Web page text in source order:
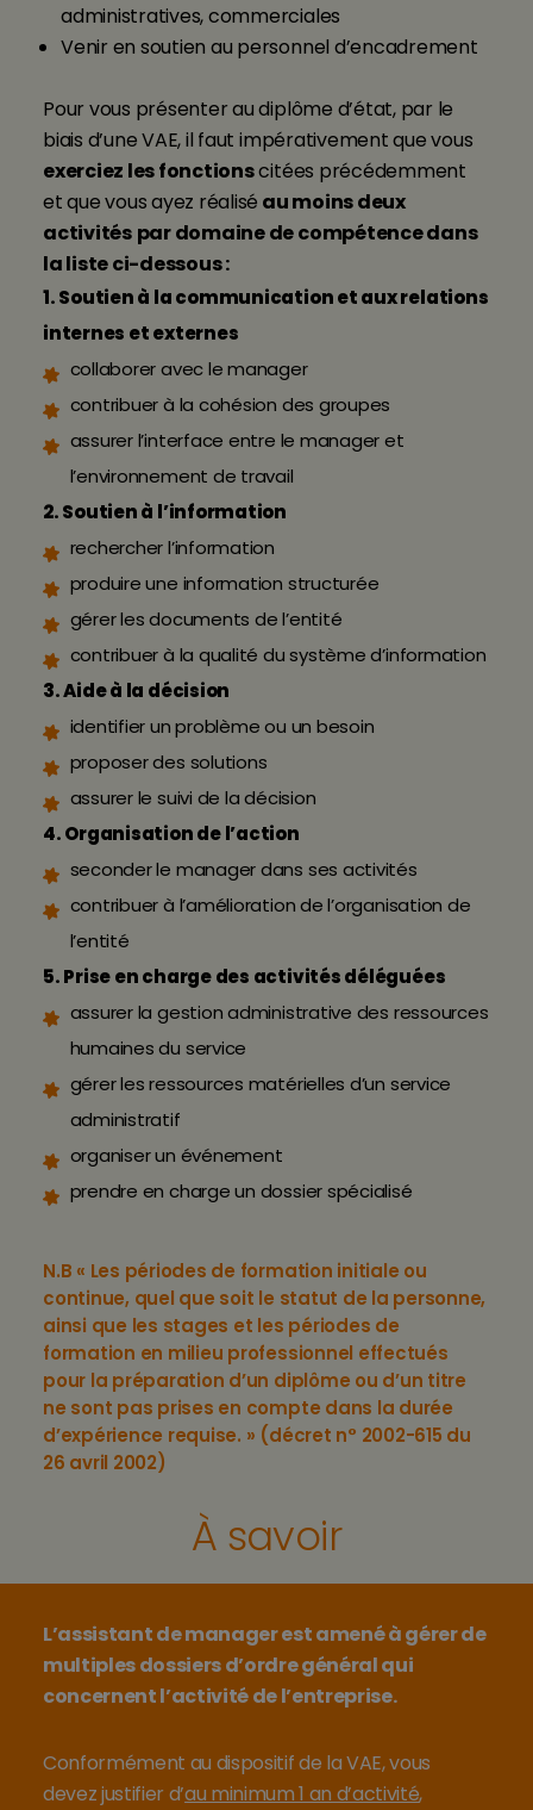
administratives, commerciales
Venir en soutien au personnel d’encadrement
Pour vous présenter au diplôme d’état, par le
biais d’une VAE, il faut impérativement que vous
exerciez les fonctionscitées précédemment
et que vous ayez réalisé au moins deux
activités par domaine de compétence dans
la liste ci-dessous :
1. Soutien à la communication et aux relations
internes et externes
collaborer avec le manager
contribuer à la cohésion des groupes
assurer l’interface entre le manager et
l’environnement de travail
2. Soutien à l’information
rechercher l’information
produire une information structurée
gérer les documents de l’entité
contribuer à la qualité du système d’information
3. Aide à la décision
identifier un problème ou un besoin
proposer des solutions
assurer le suivi de la décision
4. Organisation de l’action
seconder le manager dans ses activités
contribuer à l’amélioration de l’organisation de
l’entité
5. Prise en charge des activités déléguées
assurer la gestion administrative des ressources
humaines du service
gérer les ressources matérielles d’un service
administratif
organiser un événement
prendre en charge un dossier spécialisé
N.B « Les périodes de formation initiale ou
continue, quel que soit le statut de la personne,
ainsi que les stages et les périodes de
formation en milieu professionnel effectués
pour la préparation d’un diplôme ou d’un titre
ne sont pas prises en compte dans la durée
d’expérience requise. » (décret n° 2002-615 du
26 avril 2002)
À savoir
L’assistant de manager est amené à gérer de
multiples dossiers d’ordre général qui
concernent l’activité de l’entreprise.
Conformément au dispositif de la VAE, vous
devez justifier d’au minimum 1 an d’activité,